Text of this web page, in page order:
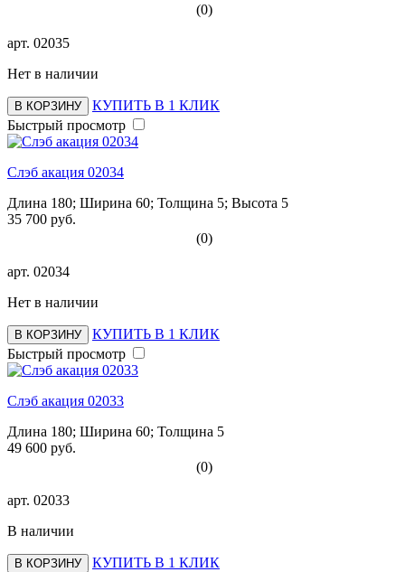
(0)
арт. 02035
Нет в наличии
В КОРЗИНУ
КУПИТЬ В 1 КЛИК
Быстрый просмотр
Слэб акация 02034
Длина 180; Ширина 60; Толщина 5; Высота 5
35 700 руб.
(0)
арт. 02034
Нет в наличии
В КОРЗИНУ
КУПИТЬ В 1 КЛИК
Быстрый просмотр
Слэб акация 02033
Длина 180; Ширина 60; Толщина 5
49 600 руб.
(0)
арт. 02033
В наличии
В КОРЗИНУ КУПИТЬ В 1 КЛИК